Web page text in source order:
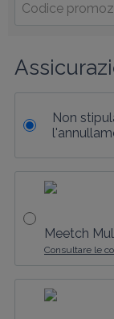
Non
Meetch
Consultare le